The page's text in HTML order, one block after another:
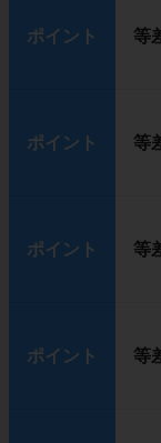
ポイント 等
ポイント 等
ポイント 等
ポイント 等